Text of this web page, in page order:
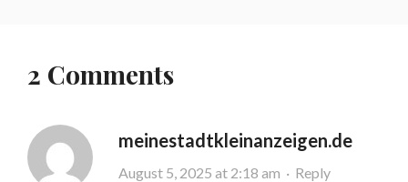
2 Comments
meinestadtkleinanzeigen.de
August 5, 2025 at 2:18 am · Reply